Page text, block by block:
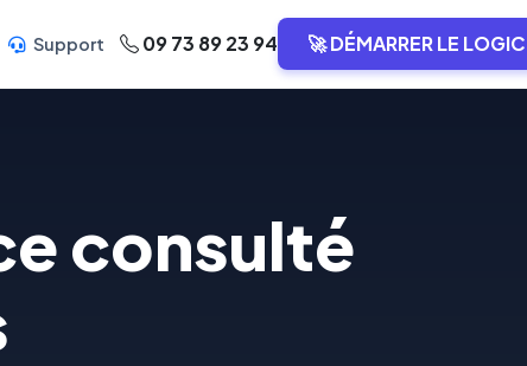
Support 09 73 89 23 94 🚀 DÉMARRER LE
consulté